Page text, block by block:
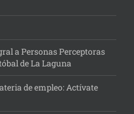
a Personas Perceptoras
de La Laguna
de empleo: Actívate